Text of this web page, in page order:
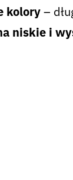
kolory–
niskie i